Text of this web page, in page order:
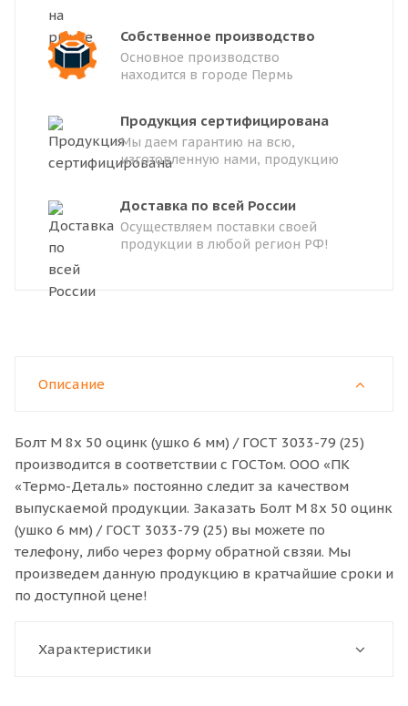
Собственное производство
Основное производство
находится в городе Пермь
Продукция сертифицирована
Мы даем гарантию на всю,
изготовленную нами, продукцию
Доставка по всей России
Осуществляем поставки своей
продукции в любой регион РФ!
Описание
Болт M 8x 50 оцинк (ушко 6 мм) / ГОСТ 3033-79 (25)
производится в соответствии с ГОСТом. ООО «ПК
«Термо-Деталь» постоянно следит за качеством
выпускаемой продукции. Заказать Болт M 8x 50 оцинк
(ушко 6 мм) / ГОСТ 3033-79 (25) вы можете по
телефону, либо через форму обратной свзяи. Мы
произведем данную продукцию в кратчайшие сроки и
по доступной цене!
Характеристики